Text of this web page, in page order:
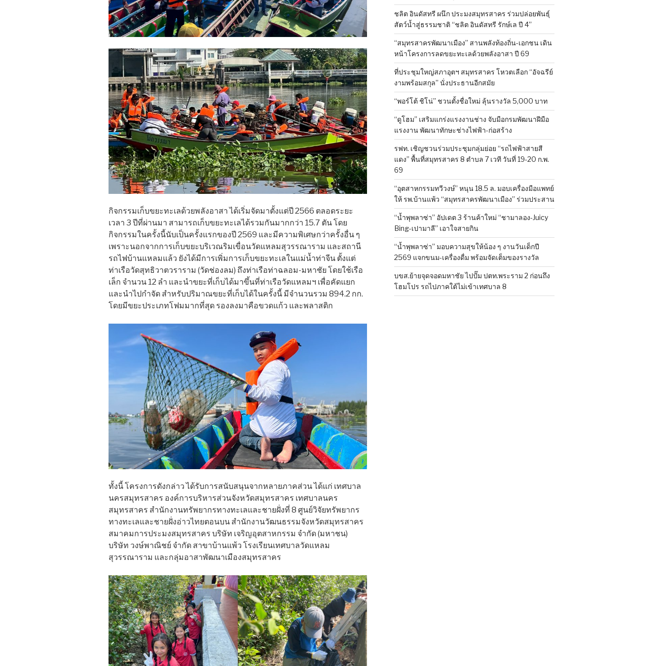
กิจกรรมเก็บขยะทะเลด้วยพลังอาสา ได้เริ่มจัดมาตั้งแต่ปี 2566 ตลอดระยะ
เวลา 3 ปีที่ผ่านมา สามารถเก็บขยะทะเลได้รวมกันมากกว่า 15.7 ตัน โดย
กิจกรรมในครั้งนี้นับเป็นครั้งแรกของปี 2569 และมีความพิเศษกว่าครั้งอื่น ๆ
เพราะนอกจากการเก็บขยะบริเวณริมเขื่อนวัดแหลมสุวรรณาราม และสถานี
รถไฟบ้านแหลมแล้ว ยังได้มีการเพิ่มการเก็บขยะทะเลในแม่น้ำท่าจีน ตั้งแต่
ท่าเรือวัดสุทธิวาตวราราม (วัดช่องลม) ถึงท่าเรือท่าฉลอม-มหาชัย โดยใช้เรือ
เล็ก จำนวน 12 ลำ และนำขยะที่เก็บได้มาขึ้นที่ท่าเรือวัดแหลมฯ เพื่อคัดแยก
และนำไปกำจัด สำหรับปริมาณขยะที่เก็บได้ในครั้งนี้ มีจำนวนรวม 894.2 กก.
โดยมีขยะประเภทโฟมมากที่สุด รองลงมาคือขวดแก้ว และพลาสติก
ทั้งนี้ โครงการดังกล่าว ได้รับการสนับสนุนจากหลายภาคส่วน ได้แก่ เทศบาล
นครสมุทรสาคร องค์การบริหารส่วนจังหวัดสมุทรสาคร เทศบาลนคร
สมุทรสาคร สำนักงานทรัพยากรทางทะเลและชายฝั่งที่ 8 ศูนย์วิจัยทรัพยากร
ทางทะเลและชายฝั่งอ่าวไทยตอนบน สำนักงานวัฒนธรรมจังหวัดสมุทรสาคร
สมาคมการประมงสมุทรสาคร บริษัท เจริญอุตสาหกรรม จำกัด (มหาชน)
บริษัท วงษ์พาณิชย์ จำกัด สาขาบ้านแพ้ว โรงเรียนเทศบาลวัดแหลม
สุวรรณาราม และกลุ่มอาสาพัฒนาเมืองสมุทรสาคร
ชลิต อินดัสทรี ผนึก ประมงสมุทรสาคร ร่วมปล่อยพันธุ์
สัตว์น้ำสู่ธรรมชาติ “ชลิต อินดัสทรี รักษ์เล ปี 4”
“สมุทรสาครพัฒนาเมือง” สานพลังท้องถิ่น-เอกชน เดิน
หน้าโครงการลดขยะทะเลด้วยพลังอาสา ปี 69
ที่ประชุมใหญ่สภาอุตฯ สมุทรสาคร โหวตเลือก “อัจฉรีย์
งามพร้อมสกุล” นั่งประธานอีกสมัย
“พอร์โต้ ชิโน่” ชวนตั้งชื่อใหม่ ลุ้นรางวัล 5,000 บาท
“ดูโฮม” เสริมแกร่งแรงงานช่าง จับมือกรมพัฒนาฝีมือ
แรงงาน พัฒนาทักษะช่างไฟฟ้า-ก่อสร้าง
รฟท. เชิญชวนร่วมประชุมกลุ่มย่อย “รถไฟฟ้าสายสี
แดง” พื้นที่สมุทรสาคร 8 ตำบล 7 เวที วันที่ 19-20 ก.พ.
69
“อุตสาหกรรมทวีวงษ์” หนุน 18.5 ล. มอบเครื่องมือแพทย์
ให้ รพ.บ้านแพ้ว “สมุทรสาครพัฒนาเมือง” ร่วมประสาน
“น้ำพุพลาซ่า” อัปเดต 3 ร้านค้าใหม่ “ชามาลอง-Juicy
Bing-เปามาลี” เอาใจสายกิน
“น้ำพุพลาซ่า” มอบความสุขให้น้อง ๆ งานวันเด็กปี
2569 แจกขนม-เครื่องดื่ม พร้อมจัดเต็มของรางวัล
บขส.ย้ายจุดจอดมหาชัย ไปปั๊ม ปตท.พระราม 2 ก่อนถึง
โฮมโปร รถไปภาคใต้ไม่เข้าเทศบาล 8